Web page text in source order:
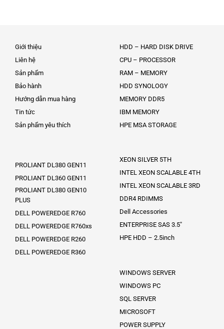
Giới thiệu
Liên hệ
Sản phẩm
Bảo hành
Hướng dẫn mua hàng
Tin tức
Sản phẩm yêu thích
PROLIANT DL380 GEN11
PROLIANT DL360 GEN11
PROLIANT DL380 GEN10
PLUS
DELL POWEREDGE R760
DELL POWEREDGE R760xs
DELL POWEREDGE R260
DELL POWEREDGE R360
HDD – HARD DISK DRIVE
CPU – PROCESSOR
RAM – MEMORY
HDD SYNOLOGY
MEMORY DDR5
IBM MEMORY
HPE MSA STORAGE
XEON SILVER 5TH
INTEL XEON SCALABLE 4TH
INTEL XEON SCALABLE 3RD
DDR4 RDIMMS
Dell Accessories
ENTERPRISE SAS 3.5″
HPE HDD – 2.5inch
WINDOWS SERVER
WINDOWS PC
SQL SERVER
MICROSOFT
POWER SUPPLY